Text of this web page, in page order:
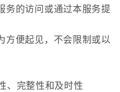
务的访问或通过本服务提
方便起见，不会限制或以
、完整性和及时性